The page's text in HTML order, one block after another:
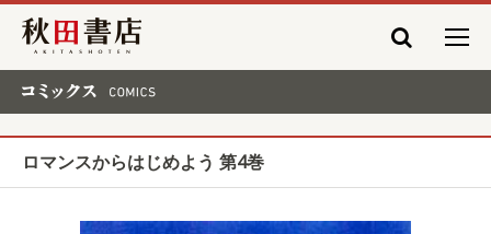
秋田書店
ロマンスからはじめよう 第4巻